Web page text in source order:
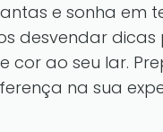
e sonha em
desvendar
cor ao seu lar.
na sua